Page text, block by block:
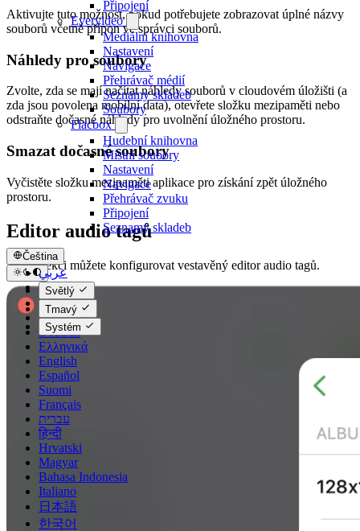
Připojení
Evervideo
Mediální knihovna
Nastavení
Navigace
Přehrávač médií
Seznamy skladeb
Soubory
Flacbox
Hudební knihovna
Místní soubory
Nastavení
Navigace
Přehrávač zvuku
Připojení
Seznamy skladeb
Čeština
عربي
Català
Čeština
Dansk
Deutsch
Ελληνικά
English
Español
Suomi
Français
עברית
हिन्दी
Hrvatski
Magyar
Bahasa Indonesia
Italiano
日本語
한국어
Světlý
Tmavý
Systém
Aktivujte tuto možnost, pokud potřebujete zobrazovat úplné názvy
souborů včetně přípon ve správci souborů.
Náhledy pro soubory
Zvolte, zda se mají načítat náhledy souborů v cloudovém úložišti (a
zda jsou povolena mobilní data), otevřete složku mezipaměti nebo
odstraňte dočasné náhledy pro uvolnění úložného prostoru.
Smazat dočasné soubory
Vyčistěte složku mezipaměti aplikace pro získání zpět úložného
prostoru.
Editor audio tagů
V této sekci můžete konfigurovat vestavěný editor audio tagů.